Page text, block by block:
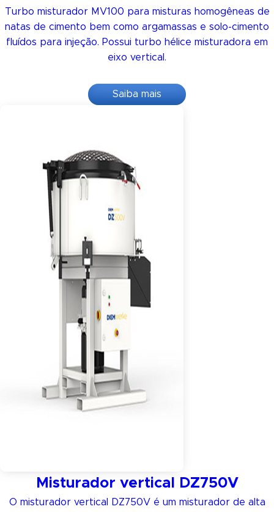
Turbo misturador MV100 para misturas homogêneas de
natas de cimento bem como argamassas e solo-cimento
fluídos para injeção. Possui turbo hélice misturadora em
eixo vertical.
Saiba mais
Misturador vertical DZ750V
O misturador vertical DZ750V é um misturador de alta